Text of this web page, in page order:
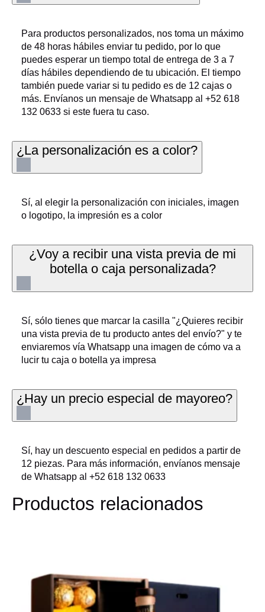
Para productos personalizados, nos toma un máximo
de 48 horas hábiles enviar tu pedido, por lo que
puedes esperar un tiempo total de entrega de 3 a 7
días hábiles dependiendo de tu ubicación. El tiempo
también puede variar si tu pedido es de 12 cajas o
más. Envíanos un mensaje de Whatsapp al +52 618
132 0633 si este fuera tu caso.
¿La personalización es a color?
Sí, al elegir la personalización con iniciales, imagen
o logotipo, la impresión es a color
¿Voy a recibir una vista previa de mi
botella o caja personalizada?
Sí, sólo tienes que marcar la casilla "¿Quieres recibir
una vista previa de tu producto antes del envío?" y te
enviaremos vía Whatsapp una imagen de cómo va a
lucir tu caja o botella ya impresa
¿Hay un precio especial de mayoreo?
Sí, hay un descuento especial en pedidos a partir de
12 piezas. Para más información, envíanos mensaje
de Whatsapp al +52 618 132 0633
Productos relacionados